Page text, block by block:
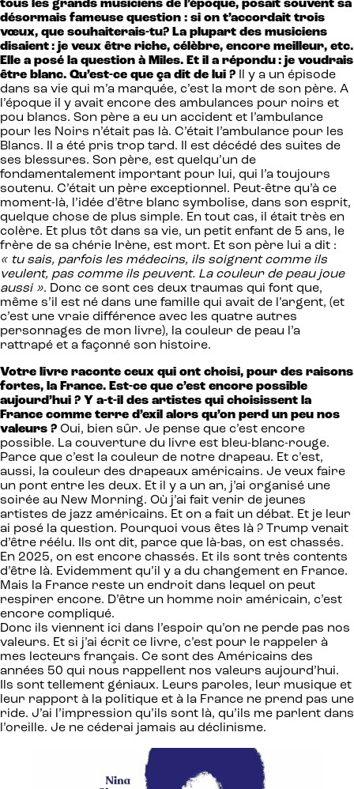
tous les grands musiciens de l’époque, posait souvent sa
désormais fameuse question : si on t’accordait trois
vœux, que souhaiterais-tu? La plupart des musiciens
disaient : je veux être riche, célèbre, encore meilleur, etc.
Elle a posé la question à Miles. Et il a répondu : je voudrais
être blanc. Qu’est-ce que ça dit de lui ? Il y a un épisode
dans sa vie qui m’a marquée, c’est la mort de son père. A
l’époque il y avait encore des ambulances pour noirs et
pou blancs. Son père a eu un accident et l’ambulance
pour les Noirs n’était pas là. C’était l’ambulance pour les
Blancs. Il a été pris trop tard. Il est décédé des suites de
ses blessures. Son père, est quelqu’un de
fondamentalement important pour lui, qui l’a toujours
soutenu. C’était un père exceptionnel. Peut-être qu’à ce
moment-là, l’idée d’être blanc symbolise, dans son esprit,
quelque chose de plus simple. En tout cas, il était très en
colère. Et plus tôt dans sa vie, un petit enfant de 5 ans, le
frère de sa chérie Irène, est mort. Et son père lui a dit :
« tu sais, parfois les médecins, ils soignent comme ils
veulent, pas comme ils peuvent. La couleur de peau joue
aussi ». Donc ce sont ces deux traumas qui font que,
même s’il est né dans une famille qui avait de l’argent, (et
c’est une vraie différence avec les quatre autres
personnages de mon livre), la couleur de peau l’a
rattrapé et a façonné son histoire.
Votre livre raconte ceux qui ont choisi, pour des raisons
fortes, la France. Est-ce que c’est encore possible
aujourd’hui ? Y a-t-il des artistes qui choisissent la
France comme terre d’exil alors qu’on perd un peu nos
valeurs ? Oui, bien sûr. Je pense que c’est encore
possible. La couverture du livre est bleu-blanc-rouge.
Parce que c’est la couleur de notre drapeau. Et c’est,
aussi, la couleur des drapeaux américains. Je veux faire
un pont entre les deux. Et il y a un an, j’ai organisé une
soirée au New Morning. Où j’ai fait venir de jeunes
artistes de jazz américains. Et on a fait un débat. Et je leur
ai posé la question. Pourquoi vous êtes là ? Trump venait
d’être réélu. Ils ont dit, parce que là-bas, on est chassés.
En 2025, on est encore chassés. Et ils sont très contents
d’être là. Evidemment qu’il y a du changement en France.
Mais la France reste un endroit dans lequel on peut
respirer encore. D’être un homme noir américain, c’est
encore compliqué.
Donc ils viennent ici dans l’espoir qu’on ne perde pas nos
valeurs. Et si j’ai écrit ce livre, c’est pour le rappeler à
mes lecteurs français. Ce sont des Américains des
années 50 qui nous rappellent nos valeurs aujourd’hui.
Ils sont tellement géniaux. Leurs paroles, leur musique et
leur rapport à la politique et à la France ne prend pas une
ride. J’ai l’impression qu’ils sont là, qu’ils me parlent dans
l’oreille. Je ne céderai jamais au déclinisme.